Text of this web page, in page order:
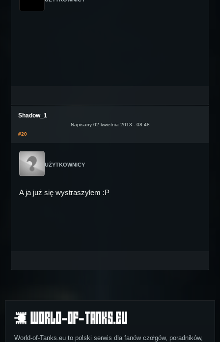
Shadow_1
Napisany 02 kwietnia 2013 - 08:48
#20
UŻYTKOWNICY
A ja już się wystraszyłem :P
World-of-Tanks.eu to polski serwis dla fanów czołgów, poradników,